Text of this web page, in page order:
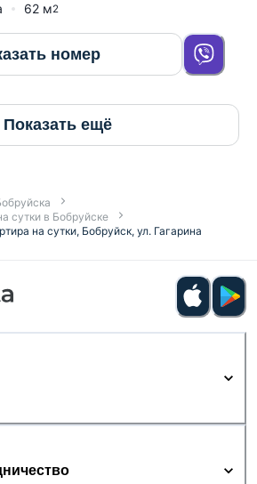
62 м2
номер
Показать ещё
сутки в Бобруйске
на сутки, Бобруйск, ул. Гагарина